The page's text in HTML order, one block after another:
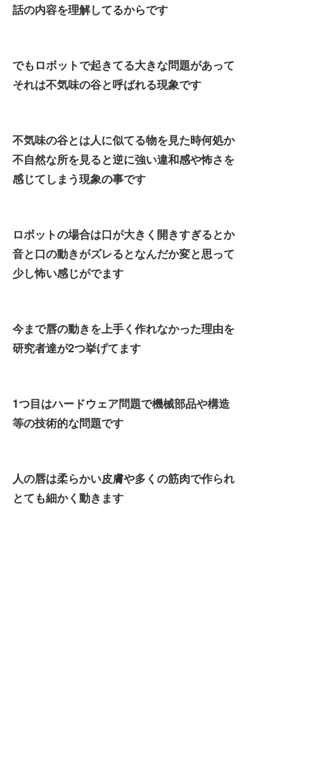
話の内容を理解してるからです
でもロボットで起きてる大きな問題があって
それは不気味の谷と呼ばれる現象です
不気味の谷とは人に似てる物を見た時何処か
不自然な所を見ると逆に強い違和感や怖さを
感じてしまう現象の事です
ロボットの場合は口が大きく開きすぎるとか
音と口の動きがズレるとなんだか変と思って
少し怖い感じがでます
今まで唇の動きを上手く作れなかった理由を
研究者達が2つ挙げてます
1つ目はハードウェア問題で機械部品や構造
等の技術的な問題です
人の唇は柔らかい皮膚や多くの筋肉で作られ
とても細かく動きます